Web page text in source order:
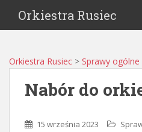
Orkiestra Rusiec
Orkiestra Rusiec > Sprawy ogólne
Nabór do
15 września 2023